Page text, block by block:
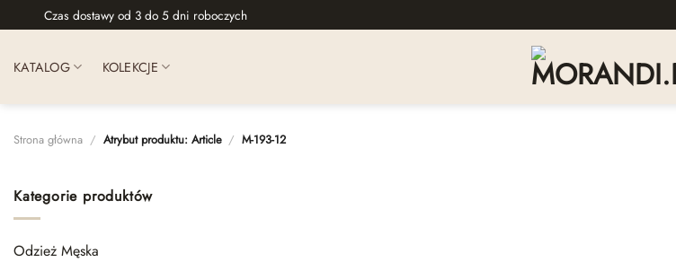
to
Czas dostawy od 3 do 5 dni roboczych
KATALOG KOLEKCJE
Strona główna / Atrybut produktu: Article / М-193-12
Kategorie produktów
Odzież Męska